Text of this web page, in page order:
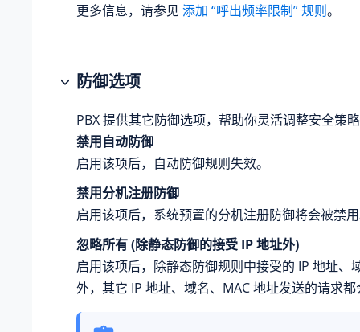
更多信息，请参见 添加 “呼出频率限制” 规则。
防御选项
PBX 提供其它防御选项，帮助你灵活调整安全策
禁用自动防御
启用该项后，自动防御规则失效。
禁用分机注册防御
启用该项后，系统预置的分机注册防御将会被禁
忽略所有 (除静态防御的接受 IP 地址外)
启用该项后，除静态防御规则中接受的 IP 地址、
外，其它 IP 地址、域名、MAC 地址发送的请求